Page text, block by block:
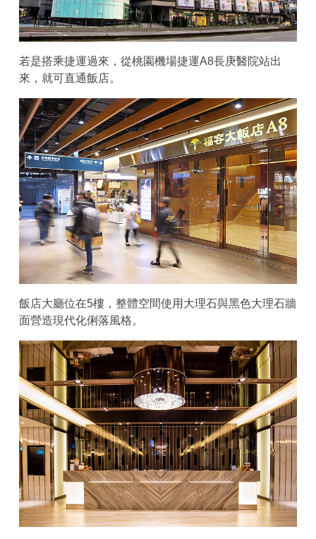
若是搭乘捷運過來，從桃園機場捷運A8長庚醫院站出
來，就可直通飯店。
飯店大廳位在5樓，整體空間使用大理石與黑色大理石牆
面營造現代化俐落風格。